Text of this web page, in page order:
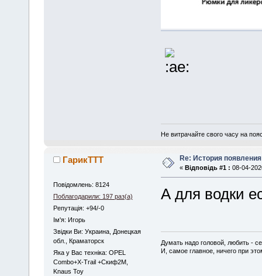
Не витрачайте свого часу на
ГарикTTT
Повідомлень: 8124
Поблагодарили: 197 раз(а)
Репутація: +94/-0
Iм'я: Игорь
Звідки Ви: Украина, Донецкая
обл., Краматорск
Яка у Вас техніка: OPEL
Combo+X-Trail +Скиф2М,
Knaus Toy
Re: История
« Відповідь #1 : 08-04-
А для водки
Думать надо головой, любить -
И, самое главное, ничего при